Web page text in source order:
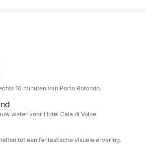
met stops bij Molara met zijn
is het eiland Mortorio,
witte zand en ongelooflijk
om te zwemmen en
heeft u volop tijd om
af te wisselen met
10 minuten van Porto Rotondo.
water voor Hotel Cala di Volpe.
tot een fantastische visuele ervaring.